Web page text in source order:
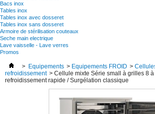
Bacs inox
Tables inox
Tables inox avec dosseret
Tables inox sans dosseret
Armoire de stérilisation couteaux
Seche main electrique
Lave vaisselle - Lave verres
Promos
> Equipements > Equipements FROID >
refroidissement > Cellule mixte Série small à grilles 8
refroidissement rapide / Surgélation classique